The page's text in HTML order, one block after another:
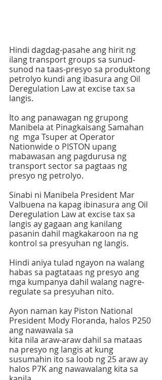
Hindi dagdag-pasahe ang hirit ng
ilang transport groups sa sunud-
sunod na taas-presyo sa produktong
petrolyo kundi ang ibasura ang Oil
Deregulation Law at excise tax sa
langis.
Ito ang panawagan ng grupong
Manibela at Pinagkaisang Samahan
ng  mga Tsuper at Operator
Nationwide o PISTON upang
mabawasan ang pagdurusa ng
transport sector sa pagtaas ng
presyo ng petrolyo.
Sinabi ni Manibela President Mar
Valbuena na kapag ibinasura ang Oil
Deregulation Law at excise tax sa
langis ay gagaan ang kanilang
pasanin dahil magkakaroon na ng
kontrol sa presyuhan ng langis.
Hindi aniya tulad ngayon na walang
habas sa pagtataas ng presyo ang
mga kumpanya dahil walang nagre-
regulate sa presyuhan nito.
Ayon naman kay Piston National
President Mody Floranda, halos P250
ang nawawala sa
kita nila araw-araw dahil sa mataas
na presyo ng langis at kung
susumahin ito sa loob ng 25 araw ay
halos P7K ang nawawalang kita sa